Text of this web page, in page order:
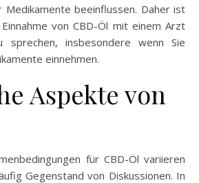
Medikamente beeinflussen. Daher ist
von CBD-Öl mit einem Arzt
sprechen, insbesondere wenn Sie
einnehmen.
Aspekte von
für CBD-Öl variieren
Gegenstand von Diskussionen. In